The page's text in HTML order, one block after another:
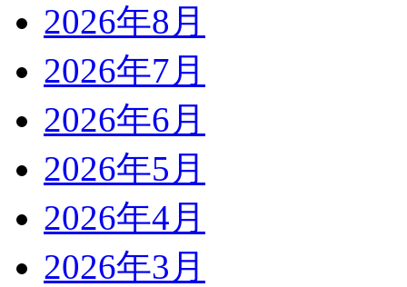
2026年8月
2026年7月
2026年6月
2026年5月
2026年4月
2026年3月